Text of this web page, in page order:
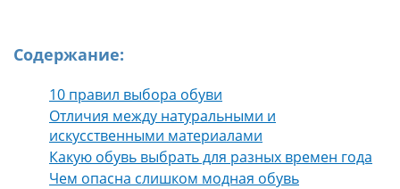
Содержание:
10 правил выбора обуви
Отличия между натуральными и
искусственными материалами
Какую обувь выбрать для разных времен года
Чем опасна слишком модная обувь